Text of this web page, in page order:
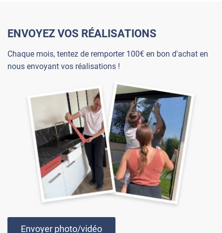
ENVOYEZ VOS RÉALISATIONS
Chaque mois, tentez de remporter 100€ en bon d'achat en
nous envoyant vos réalisations !
Envoyer photo/vidéo